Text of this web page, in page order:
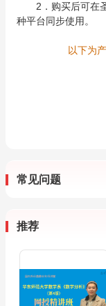
2．购买后可在
种平台同步使用。
以下为
常见问题
推荐